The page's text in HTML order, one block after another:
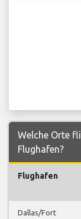
Welche Orte
Flughafen?
Flughafen
Dallas/Fort